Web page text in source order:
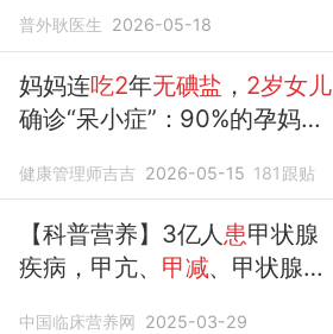
普外耿医生 2026-05-18
妈妈连吃2年无碘盐 ， 2岁女儿
确诊“呆小症”：90%的孕妈都
健康管理师吉吉 2026-05-15 181 跟贴
【科普营养】3亿人 患甲状腺
疾病，甲亢、 甲减、甲状腺结
中国临床营养网 2025-03-29